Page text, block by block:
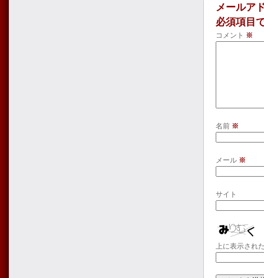
メールア
必須項目
コメント ※
名前 ※
メール ※
サイト
上に表示され